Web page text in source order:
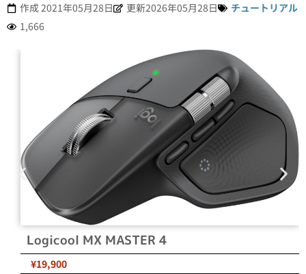
作成2021年05月28日 更新2026年05月28日
チュートリアル
1,666
Logicool MX MASTER 4
¥19,900